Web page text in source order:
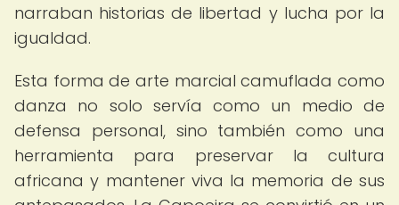
narraban historias de libertad y lucha por la
igualdad.
Esta forma de arte marcial camuflada como
danza no solo servía como un medio de
defensa personal, sino también como una
herramienta para preservar la cultura
africana y mantener viva la memoria de sus